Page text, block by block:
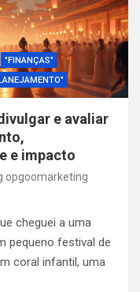
"FINANÇAS"
e avaliar
e impacto
opgoomarketing
cheguei a uma
pequeno festival de
coral infantil, uma